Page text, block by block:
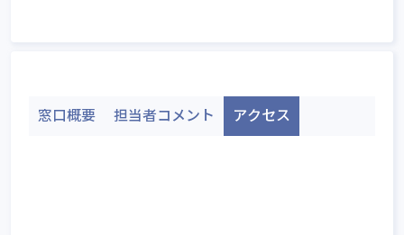
不動産承継対策として有効な家族信託
不動産所有者の家族信託利用ケース
サービスのご利用に関する費用につい
窓口概要 担当者コメント アクセス